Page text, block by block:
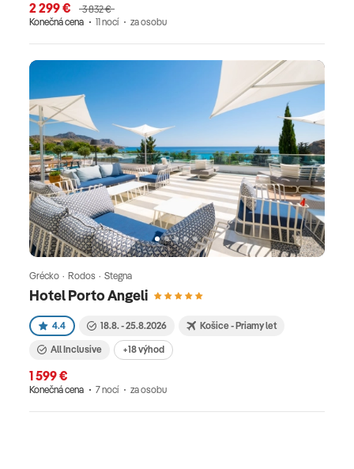
2 299 €
3 832 €
Konečná cena
11 nocí za osobu
Hotel Porto Angeli
Grécko · Rodos · Stegna
4.4 18.8. - 25.8.2026 Košice - Priamy let
All Inclusive +18 výhod
1 599 €
Konečná cena 7 nocí za osobu